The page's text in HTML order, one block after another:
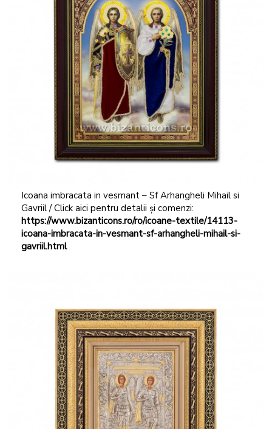
Icoana imbracata in vesmant – Sf Arhangheli Mihail si
Gavriil / Click aici pentru detalii și comenzi:
https://www.bizanticons.ro/ro/icoane-textile/14113-
icoana-imbracata-in-vesmant-sf-arhangheli-mihail-si-
gavriil.html